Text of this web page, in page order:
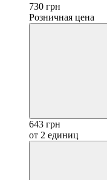
730 грн
Розничная цена
643 грн
от 2 единиц